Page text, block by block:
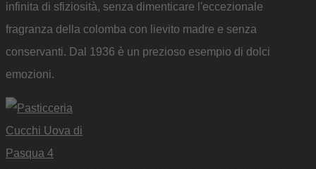
infinita di sfiziosità, senza dimenticare l'eccezionale
fragranza della colomba con lievito madre e senza
conservanti. Dal 1936 è un prezioso esempio di dolci
emozioni.